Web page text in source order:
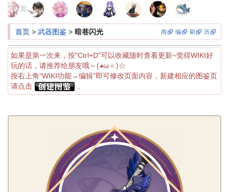
跳
到
导
跳
到
搜
页面贡献者 :
阅 编 刷 历
首页 > 武器图鉴 > 暗巷闪光
如果是第一次来，按"Ctrl+D"可以收藏随时查看更新~觉得WIKI好
玩的话，请推荐给朋友哦～(◕ω＜)☆
按右上角“WIKI功能→编辑”即可修改页面内容，新建相应的图鉴页
请点击
。